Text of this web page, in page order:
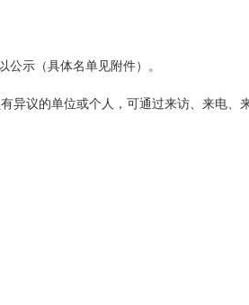
示（具体名单见附件）。
议的单位或个人，可通过来访、来电、